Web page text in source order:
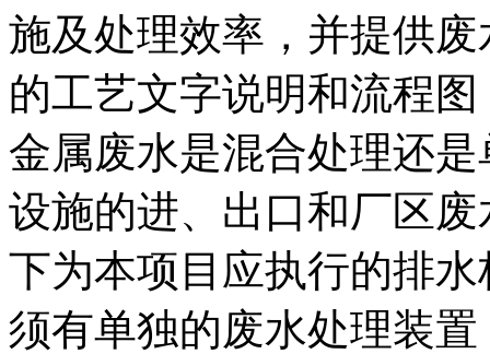
施及处理效率，并提供
的工艺文字说明和流程
金属废水是混合处理还
设施的进、出口和厂区
下为本项目应执行的排
须有单独的废水处理装